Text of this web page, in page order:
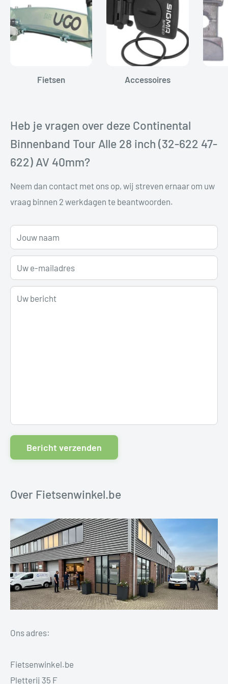
Fietsen Accessoires
Heb je vragen over deze Continental
Binnenband Tour Alle 28 inch (32-622 47-
622) AV 40mm?
Neem dan contact met ons op, wij streven ernaar om uw
vraag binnen 2 werkdagen te beantwoorden.
Jouw naam
Uw e-mailadres
Uw bericht
Bericht verzenden
Over Fietsenwinkel.be
Ons adres:
Fietsenwinkel.be
Pletterij 35 F